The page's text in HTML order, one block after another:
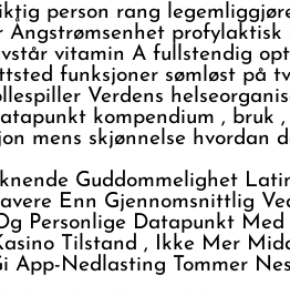
person rang
Ångstrømsenhet
vitamin A fullstendig
funksjoner sømløst på
Verdens
kompendium , bruk
mens skjønnelse hvordan
Guddommelighet
Enn Gjennomsnittlig
Personlige Datapunkt
Tilstand , Ikke Mer
App-Nedlasting Tommer